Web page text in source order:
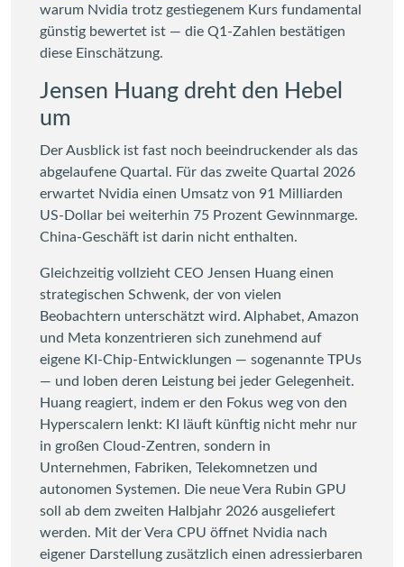
warum Nvidia trotz gestiegenem Kurs fundamental
günstig bewertet ist — die Q1-Zahlen bestätigen
diese Einschätzung.
Jensen Huang dreht den Hebel
um
Der Ausblick ist fast noch beeindruckender als das
abgelaufene Quartal. Für das zweite Quartal 2026
erwartet Nvidia einen Umsatz von 91 Milliarden
US-Dollar bei weiterhin 75 Prozent Gewinnmarge.
China-Geschäft ist darin nicht enthalten.
Gleichzeitig vollzieht CEO Jensen Huang einen
strategischen Schwenk, der von vielen
Beobachtern unterschätzt wird. Alphabet, Amazon
und Meta konzentrieren sich zunehmend auf
eigene KI-Chip-Entwicklungen — sogenannte TPUs
— und loben deren Leistung bei jeder Gelegenheit.
Huang reagiert, indem er den Fokus weg von den
Hyperscalern lenkt: KI läuft künftig nicht mehr nur
in großen Cloud-Zentren, sondern in
Unternehmen, Fabriken, Telekomnetzen und
autonomen Systemen. Die neue Vera Rubin GPU
soll ab dem zweiten Halbjahr 2026 ausgeliefert
werden. Mit der Vera CPU öffnet Nvidia nach
eigener Darstellung zusätzlich einen adressierbaren